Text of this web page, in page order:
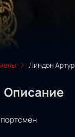
Линдон Артур
Описание